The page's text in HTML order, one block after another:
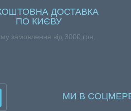
ДОСТАВКА
ПО КИЄВУ
замовлення від 3000 грн.
МИ В